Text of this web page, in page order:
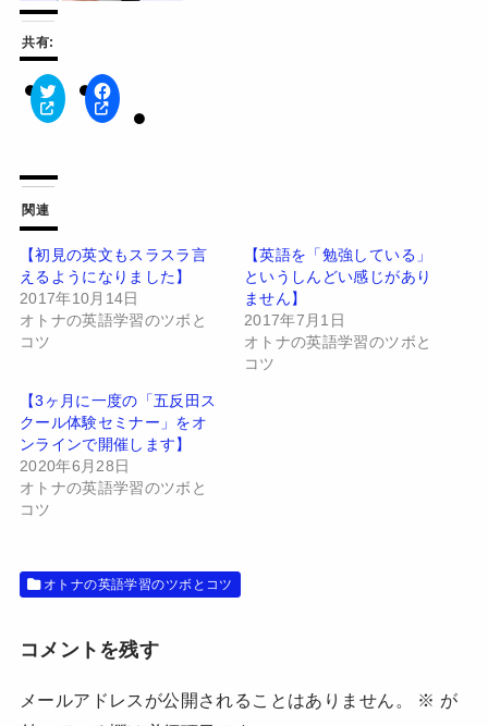
共有:
ク
リ
て
T
w
i
t
t
e
r
で
共
有
(
新
ウ
ィ
ン
ド
ウ
で
開
き
ま
す
F
a
有
す
る
に
は
ク
リ
く
だ
さ
い
(
新
し
ウ
で
開
す
関連
【初見の英文もスラスラ言
えるようになりました】
2017年10月14日
オトナの英語学習のツボと
コツ
【英語を「勉強している」
というしんどい感じがあり
ません】
2017年7月1日
オトナの英語学習のツボと
コツ
【3ヶ月に一度の「五反田ス
クール体験セミナー」をオ
ンラインで開催します】
2020年6月28日
オトナの英語学習のツボと
コツ
オトナの英語学習のツボとコツ
コメントを残す
メールアドレスが公開されることはありません。 ※ が